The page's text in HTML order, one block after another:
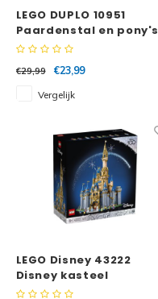
LEGO DUPLO 10951
Paardenstal en pony's
verzorgen
€29,99
€23,99
Vergelijk
LEGO Disney 43222
Disney kasteel